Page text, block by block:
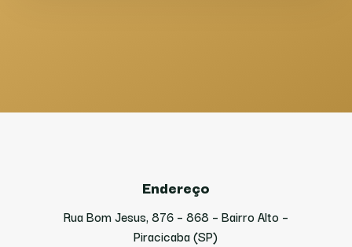
Endereço
Rua Bom Jesus, 876 – 868 – Bairro Alto –
Piracicaba (SP)